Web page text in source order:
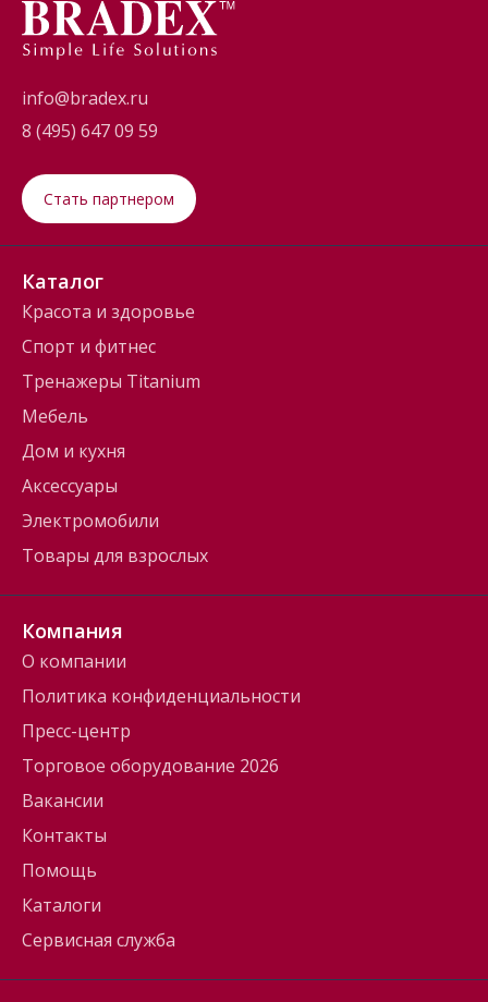
info@bradex.ru
8 (495) 647 09 59
Стать партнером
Каталог
Красота и здоровье
Спорт и фитнес
Тренажеры Titanium
Мебель
Дом и кухня
Аксессуары
Электромобили
Товары для взрослых
Компания
О компании
Политика конфиденциальности
Пресс-центр
Торговое оборудование 2026
Вакансии
Контакты
Помощь
Каталоги
Сервисная служба